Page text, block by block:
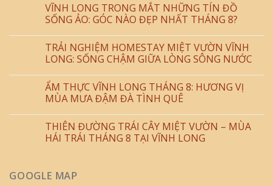
VĨNH LONG TRONG MẮT NHỮNG TÍN ĐỒ
SỐNG ẢO: GÓC NÀO ĐẸP NHẤT THÁNG 8?
TRẢI NGHIỆM HOMESTAY MIỆT VƯỜN VĨNH
LONG: SỐNG CHẬM GIỮA LÒNG SÔNG NƯỚC
ẨM THỰC VĨNH LONG THÁNG 8: HƯƠNG VỊ
MÙA MƯA ĐẬM ĐÀ TÌNH QUÊ
THIÊN ĐƯỜNG TRÁI CÂY MIỆT VƯỜN – MÙA
HÁI TRÁI THÁNG 8 TẠI VĨNH LONG
GOOGLE MAP